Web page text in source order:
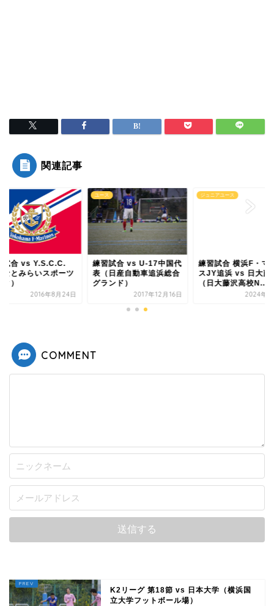
関連記事
試合 vs Y.S.C.C.
なとみらいスポーツ
）
2016年8月24日
ユース
練習試合 vs U-17中国代
表（日産自動車追浜総合
グランド）
2017年12月16日
ジュニアユース
練習試合 横浜F・マ
スJY追浜 vs 日大藤
（日大藤沢高校N...
2024年3
COMMENT
K2リーグ 第18節 vs 日本大学（横浜国
立大学フットボール場）